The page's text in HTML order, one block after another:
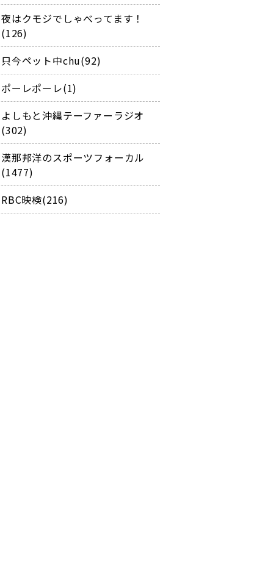
夜はクモジでしゃべってます！
(126)
只今ペット中chu(92)
ポーレポーレ(1)
よしもと沖縄テーファーラジオ
(302)
漢那邦洋のスポーツフォーカル
(1477)
RBC映検(216)